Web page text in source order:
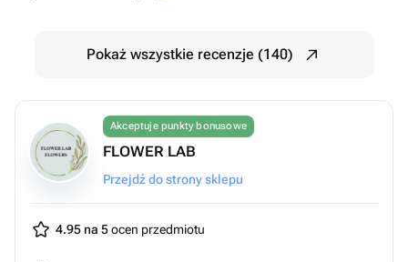
Pokaż wszystkie recenzje (140)
Akceptuje punkty bonusowe
FLOWER LAB
Przejdź do strony sklepu
4.95 na 5ocen przedmiotu